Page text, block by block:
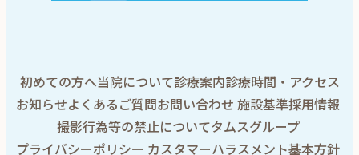
初めての方へ当院について診療案内診療時間・アクセス
お知らせよくあるご質問お問い合わせ 施設基準採用情報
撮影行為等の禁止についてタムスグループ
プライバシーポリシー カスタマーハラスメント基本方針